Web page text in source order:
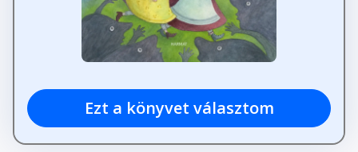
Ezt a könyvet választom